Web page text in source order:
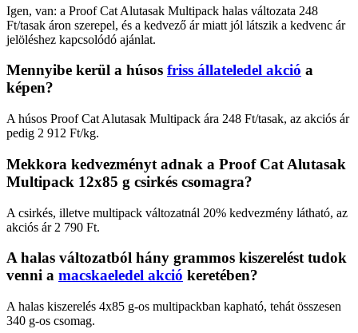
Igen, van: a Proof Cat Alutasak Multipack halas változata 248
Ft/tasak áron szerepel, és a kedvező ár miatt jól látszik a kedvenc ár
jelöléshez kapcsolódó ajánlat.
Mennyibe kerül a húsos friss állateledel akció a
képen?
A húsos Proof Cat Alutasak Multipack ára 248 Ft/tasak, az akciós ár
pedig 2 912 Ft/kg.
Mekkora kedvezményt adnak a Proof Cat Alutasak
Multipack 12x85 g csirkés csomagra?
A csirkés, illetve multipack változatnál 20% kedvezmény látható, az
akciós ár 2 790 Ft.
A halas változatból hány grammos kiszerelést tudok
venni a macskaeledel akció keretében?
A halas kiszerelés 4x85 g-os multipackban kapható, tehát összesen
340 g-os csomag.